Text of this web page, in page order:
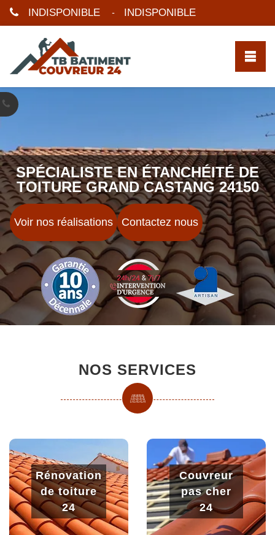
INDISPONIBLE - INDISPONIBLE
SPÉCIALISTE EN ÉTANCHÉITÉ DE
TOITURE GRAND CASTANG 24150
Voir nos réalisations Contactez nous
NOS SERVICES
Rénovation
de toiture
24
Couvreur
pas cher
24